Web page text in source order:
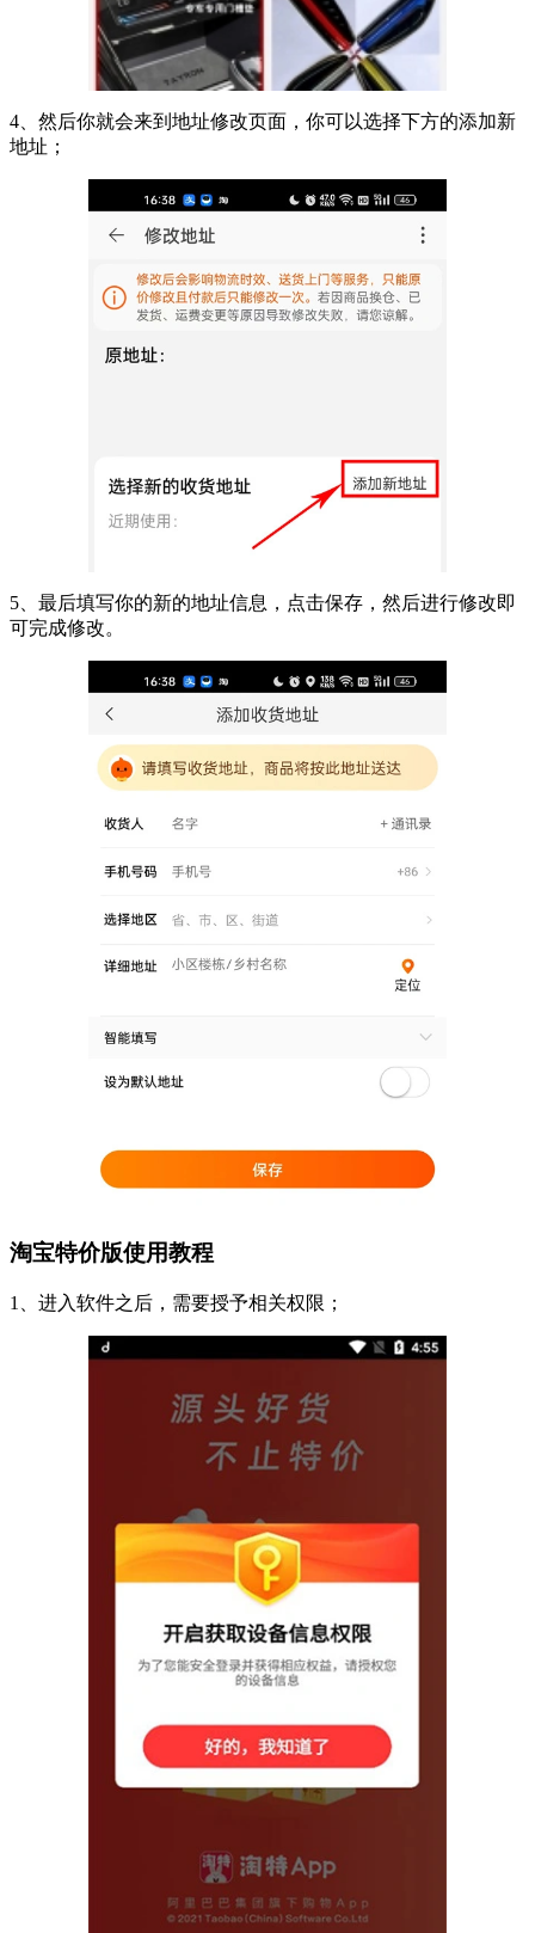
4、然后你就会来到地址修改页面，你可以选择下方的添加新
地址；
5、最后填写你的新的地址信息，点击保存，然后进行修改即
可完成修改。
淘宝特价版使用教程
1、进入软件之后，需要授予相关权限；